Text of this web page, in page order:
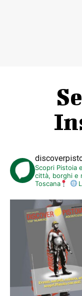
Scopri Pistoia
città, borghi e
Toscana